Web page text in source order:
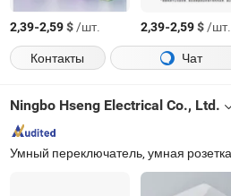
2,39-2,59$/шт. 2,39-2,59$/шт.
Контакты
Чат
Ningbo Hseng Electrical Co., Ltd.